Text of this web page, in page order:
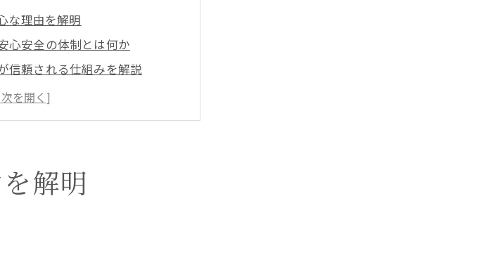
な理由を解明
心安全の体制とは何か
信頼される仕組みを解説
制が安心感を生む理由
心な体制の見極め方
相談所の仕組み
結婚相談所の体制の裏側
が実感する仕組みの強み
解明